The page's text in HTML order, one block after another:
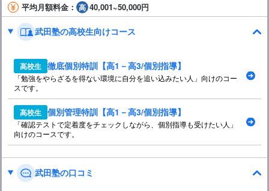
平均月額料金： 40,001~50,000円
武田塾の高校生向けコース
高校生 徹底個別特訓【高1－高3/個別指導】
「勉強をやらざるを得ない環境に自分を追い込みたい人」向けのコー
スです。
高校生 個別管理特訓【高1－高3/個別指導】
「確認テストで定着度をチェックしながら、個別指導も受けたい人」
向けのコースです。
武田塾の口コミ